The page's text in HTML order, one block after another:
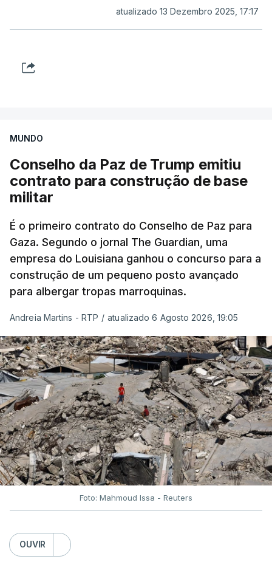
atualizado 13 Dezembro 2025, 17:17
MUNDO
Conselho da Paz de Trump emitiu
contrato para construção de base
militar
É o primeiro contrato do Conselho de Paz para
Gaza. Segundo o jornal The Guardian, uma
empresa do Louisiana ganhou o concurso para a
construção de um pequeno posto avançado
para albergar tropas marroquinas.
Andreia Martins - RTP / atualizado 6 Agosto 2026, 19:05
Foto: Mahmoud Issa - Reuters
OUVIR